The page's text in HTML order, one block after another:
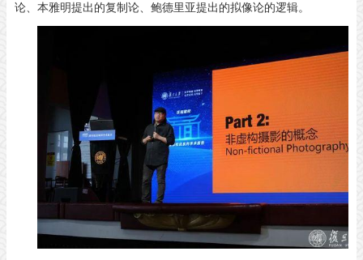
论、本雅明提出的复制论、鲍德里亚提出的拟像论的逻辑。